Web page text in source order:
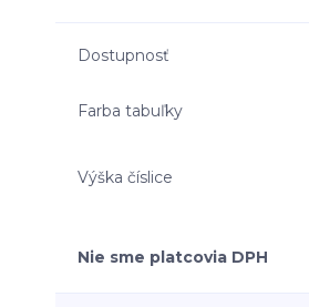
Dostupnosť
Farba tabuľky
Výška číslice
Nie sme platcovia DPH